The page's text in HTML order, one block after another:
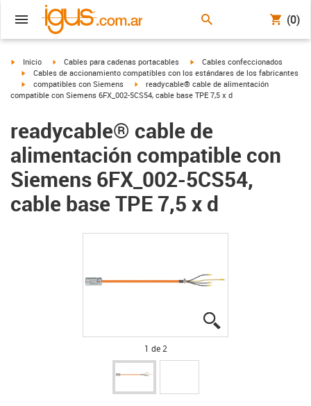
(0)
igus-icon-arrow-right
Inicio igus-icon-arrow-right
Cables para cadenas portacables igus-icon-arrow-right
Cables confeccionados
igus-icon-arrow-right
Cables de accionamiento compatibles con los estándares de los fabricantes
igus-icon-arrow-right
compatibles con Siemens igus-icon-arrow-right
readycable® cable de alimentación
compatible con Siemens 6FX_002-5CS54, cable base TPE 7,5 x d
readycable® cable de
alimentación compatible con
Siemens 6FX_002-5CS54,
cable base TPE 7,5 x d
1 de 2